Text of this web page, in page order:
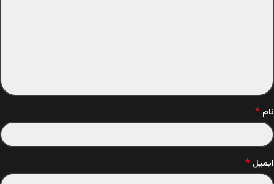
نام *
ایمیل *